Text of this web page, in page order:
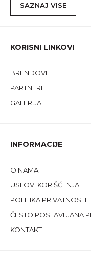
SAZNAJ VISE
KORISNI LINKOVI
BRENDOVI
PARTNERI
GALERIJA
INFORMACIJE
O NAMA
USLOVI KORIŠĆENJA
POLITIKA PRIVATNOSTI
ČESTO POSTAVLJANA
KONTAKT